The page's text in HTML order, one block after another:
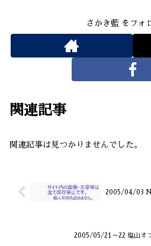
さかき藍 をフォ
関連記事
関連記事は見つかりませんでした。
2005/04/03
2005/05/21～22 塩山オ